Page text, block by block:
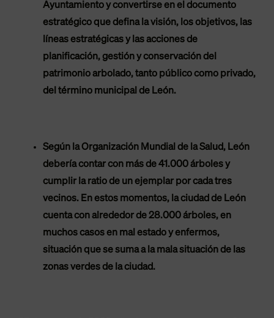
Ayuntamiento y convertirse en el documento
estratégico que defina la visión, los objetivos, las
líneas estratégicas y las acciones de
planificación, gestión y conservación del
patrimonio arbolado, tanto público como privado,
del término municipal de León.
Según la Organización Mundial de la Salud, León
debería contar con más de 41.000 árboles y
cumplir la ratio de un ejemplar por cada tres
vecinos. En estos momentos, la ciudad de León
cuenta con alrededor de 28.000 árboles, en
muchos casos en mal estado y enfermos,
situación que se suma a la mala situación de las
zonas verdes de la ciudad.